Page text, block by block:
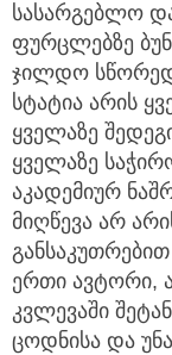
სასარგებლო
ფურცლებზე
ჯილდო სწორედ
სტატია არის
ყველაზე
ყველაზე
აკადემიურ
მიღწევა არ
ერთი ავტორი,
კვლევაში
ცოდნისა და